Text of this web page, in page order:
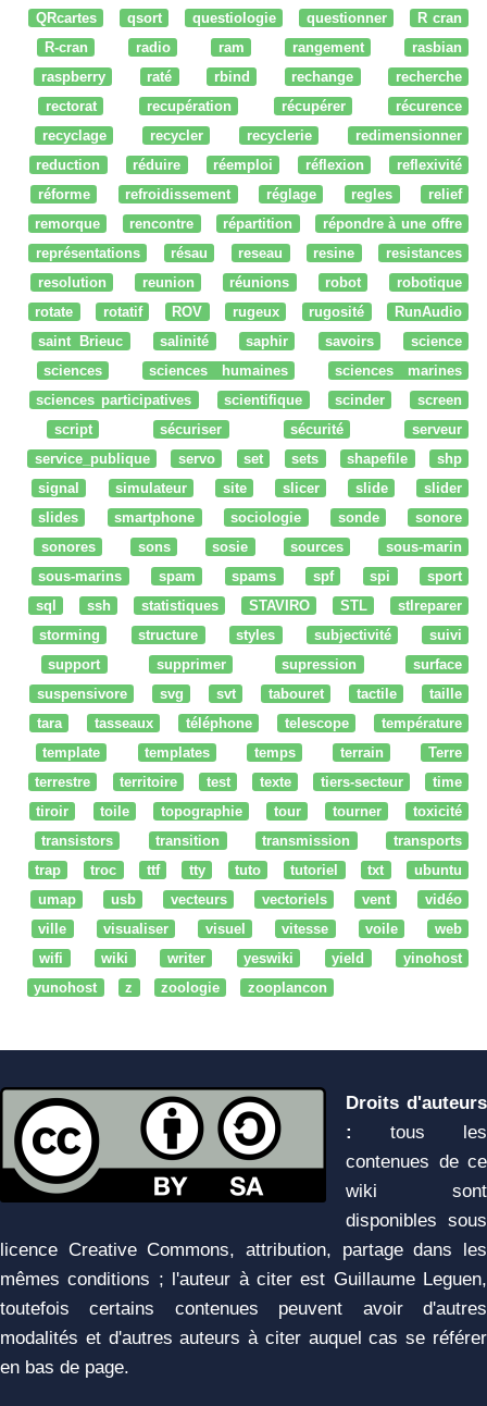
QRcartes
qsort questiologie questionner
R cran
R-cran
radio ram rangement
rasbian
raspberry
raté rbind rechange
recherche
rectorat
recupération récupérer
récurence
recyclage
recycler recyclerie
redimensionner
reduction
réduire réemploi réflexion
reflexivité
réforme
refroidissement réglage regles
relief
remorque
rencontre répartition
répondre à une offre
représentations
résau reseau resine
resistances
resolution
reunion réunions robot
robotique
rotate
rotatif ROV rugeux rugosité
RunAudio
saint Brieuc
salinité saphir savoirs
science
sciences
sciences humaines
sciences marines
sciences participatives
scientifique scinder
screen
script
sécuriser sécurité
serveur
service_publique
servo set sets shapefile
shp
signal
simulateur site slicer slide
slider
slides
smartphone sociologie sonde
sonore
sonores
sons sosie sources
sous-marin
sous-marins
spam spams spf spi
sport
sql
ssh statistiques STAVIRO STL
stlreparer
storming
structure styles subjectivité
suivi
support
supprimer supression
surface
suspensivore
svg svt tabouret tactile
taille
tara
tasseaux téléphone telescope
température
template
templates temps terrain
Terre
terrestre
territoire test texte tiers-secteur
time
tiroir
toile topographie tour tourner
toxicité
transistors
transition transmission
transports
trap
troc ttf tty tuto tutoriel txt
ubuntu
umap
usb vecteurs vectoriels vent
vidéo
ville
visualiser visuel vitesse voile
web
wifi
wiki writer yeswiki yield
yinohost
yunohost
z zoologie zooplancon
Droits d'auteurs
:
tous les
contenues de ce
wiki sont
disponibles sous
licence Creative Commons, attribution, partage dans les
mêmes conditions ; l'auteur à citer est Guillaume Leguen,
toutefois certains contenues peuvent avoir d'autres
modalités et d'autres auteurs à citer auquel cas se référer
en bas de page.